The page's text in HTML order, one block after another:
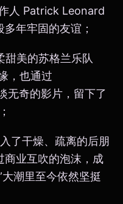
人 Patrick Leonard
年牢固的友谊；
甜美的苏格兰乐队
，也通过
奇的影片，留下了
了干燥、疏离的后朋
商业互吹的泡沫，成
潮里至今依然坚挺